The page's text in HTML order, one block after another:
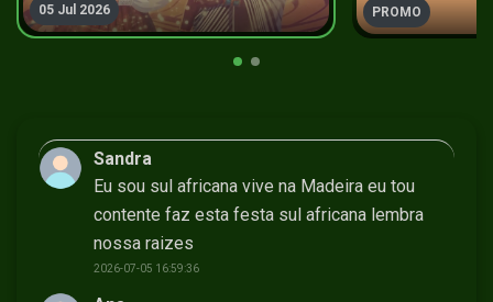
05 Jul 2026 PROMO
Sandra
Eu sou sul africana vive na Madeira eu tou
contente faz esta festa sul africana lembra
nossa raizes
2026-07-05 16:59:36